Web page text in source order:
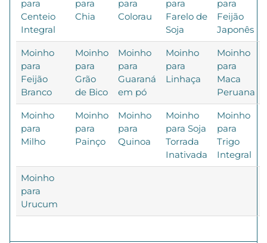
para
Centeio
Integral
para
Chia
para
Colorau
para
Farelo de
Soja
para
Feijão
Japonês
Moinho
para
Feijão
Branco
Moinho
para
Grão
de Bico
Moinho
para
Guaraná
em pó
Moinho
para
Linhaça
Moinho
para
Maca
Peruana
Moinho
para
Milho
Moinho
para
Painço
Moinho
para
Quinoa
Moinho
para Soja
Torrada
Inativada
Moinho
para
Trigo
Integral
Moinho
para
Urucum